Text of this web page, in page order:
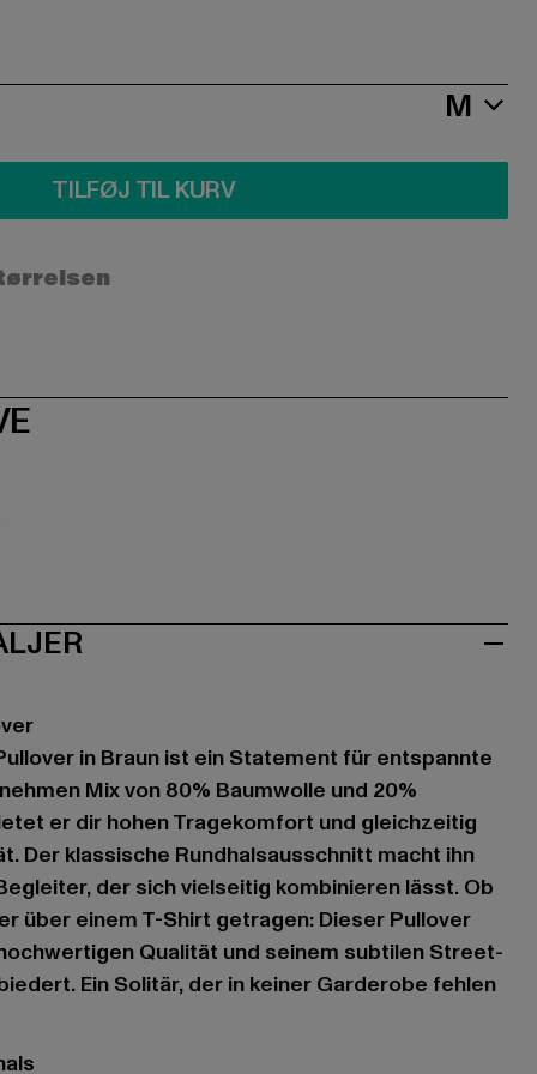
M
TILFØJ TIL KURV
in Braun ist ein Statement für entspannte
Mix von 80% Baumwolle und 20%
er dir hohen Tragekomfort und gleichzeitig
Der klassische Rundhalsausschnitt macht ihn
der sich vielseitig kombinieren lässt. Ob
über einem T-Shirt getragen: Dieser Pullover
Qualität und seinem subtilen Street-
Ein Solitär, der in keiner Garderobe fehlen